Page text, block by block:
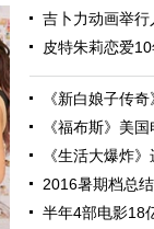
吉卜力动画举
皮特朱莉恋爱
《新白娘子传
《福布斯》美
《生活大爆炸
2016暑期档总
半年4部电影18